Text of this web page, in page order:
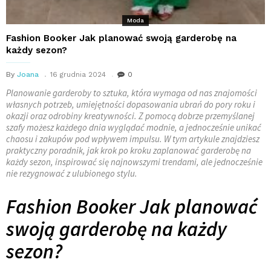
Moda
Fashion Booker Jak planować swoją garderobę na
każdy sezon?
By Joana 16 grudnia 2024 0
Planowanie garderoby to sztuka, która wymaga od nas znajomości
własnych potrzeb, umiejętności dopasowania ubrań do pory roku i
okazji oraz odrobiny kreatywności. Z pomocą dobrze przemyślanej
szafy możesz każdego dnia wyglądać modnie, a jednocześnie unikać
chaosu i zakupów pod wpływem impulsu. W tym artykule znajdziesz
praktyczny poradnik, jak krok po kroku zaplanować garderobę na
każdy sezon, inspirować się najnowszymi trendami, ale jednocześnie
nie rezygnować z ulubionego stylu.
Fashion Booker Jak planować
swoją garderobę na każdy
sezon?